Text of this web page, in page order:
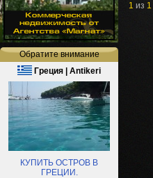
Обратите внимание
Греция | Antikeri
КУПИТЬ ОСТРОВ В
ГРЕЦИИ.
1 из 1